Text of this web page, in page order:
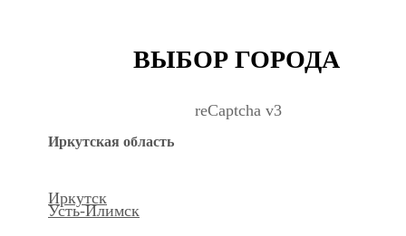
ВЫБОР ГОРОДА
reCaptcha v3
Иркутская область
Иркутск
Усть-Илимск